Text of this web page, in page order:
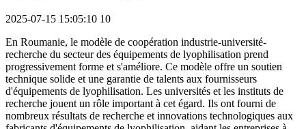
2025-07-15 15:05:10 10
En Roumanie, le modèle de coopération industrie-université-
recherche du secteur des équipements de lyophilisation prend
progressivement forme et s'améliore. Ce modèle offre un soutien
technique solide et une garantie de talents aux fournisseurs
d'équipements de lyophilisation. Les universités et les instituts de
recherche jouent un rôle important à cet égard. Ils ont fourni de
nombreux résultats de recherche et innovations technologiques aux